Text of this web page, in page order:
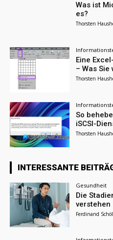
Was ist
es?
Thorsten
Eine
– Was Sie
Thorsten
So
iSCSI-
Thorsten
INTERESSANTE
Gesundheit
Die
verstehen
Ferdinand